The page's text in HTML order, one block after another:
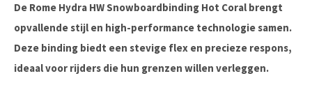
De Rome Hydra HW Snowboardbinding Hot Coral brengt
opvallende stijl en high-performance technologie samen.
Deze binding biedt een stevige flex en precieze respons,
ideaal voor rijders die hun grenzen willen verleggen.